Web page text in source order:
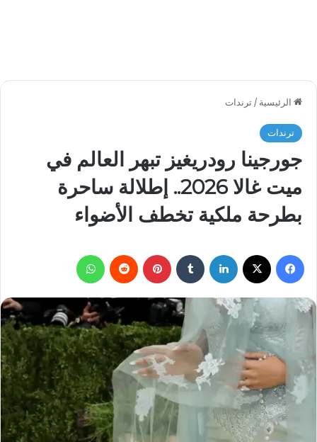
الرئيسية / ترندات
ترندات
جورجينا رودريغيز تبهر العالم في
ميت غالا 2026.. إطلالة ساحرة
بطرحة ملكية تخطف الأضواء
فيسبوك لينكدإن بينتيريست